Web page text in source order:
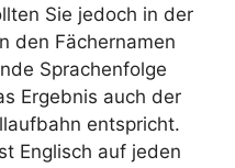
Sie jedoch in der
den Fächernamen
Sprachenfolge
Ergebnis auch der
entspricht.
Englisch auf jeden